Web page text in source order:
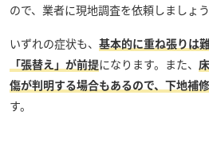
ので、業者に現地調査を依頼しましょう
いずれの症状も、 基本的に重ね張りは
「張替え」が前提になります。また、
傷が判明する場合もあるので、下地補
す。